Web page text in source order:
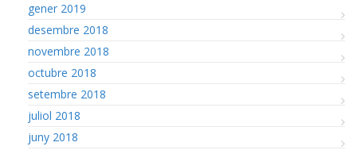
gener 2019
desembre 2018
novembre 2018
octubre 2018
setembre 2018
juliol 2018
juny 2018